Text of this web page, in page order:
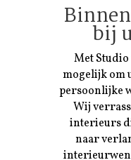
bij
Met
mogelijk om
persoonlijke
Wij
interieurs
naar